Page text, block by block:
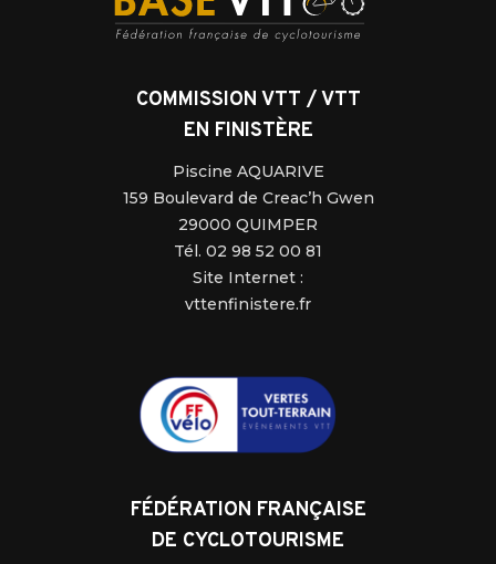
COMMISSION VTT / VTT
EN FINISTÈRE
Piscine AQUARIVE
159 Boulevard de Creac’h Gwen
29000 QUIMPER
Tél. 02 98 52 00 81
Site Internet :
vttenfinistere.fr
FÉDÉRATION FRANÇAISE
DE CYCLOTOURISME